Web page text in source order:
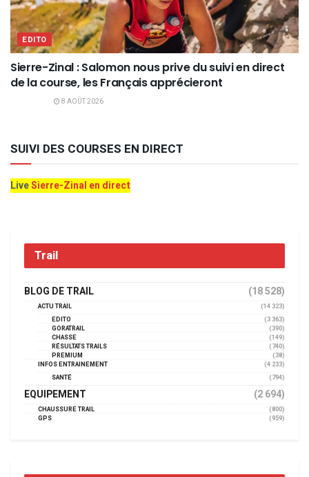
EDITO
Sierre-Zinal : Salomon nous prive du suivi en direct
de la course, les Français apprécieront
8 AOÛT 2026
SUIVI DES COURSES EN DIRECT
LiveSierre-Zinal en direct
Trail
BLOG DE TRAIL (18 528)
ACTU TRAIL
(14 323)
EDITO
(3 363)
GORATRAIL
(390)
CHASSE
(149)
RÉSULTATS TRAILS
(740)
PREMIUM
(38)
INFOS ENTRAINEMENT
(4 233)
SANTÉ
(794)
EQUIPEMENT (2 694)
CHAUSSURE TRAIL
(800)
GPS
(959)